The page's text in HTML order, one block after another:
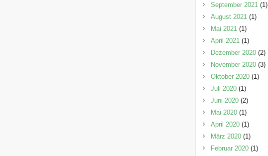
September 2021(1)
August 2021(1)
Mai 2021(1)
April 2021(1)
Dezember 2020(2)
November 2020(3)
Oktober 2020(1)
Juli 2020(1)
Juni 2020(2)
Mai 2020(1)
April 2020(1)
März 2020(1)
Februar 2020(1)